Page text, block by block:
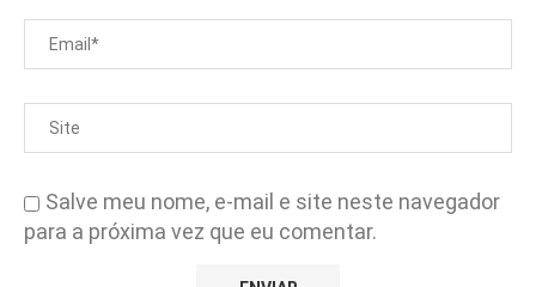
Salve meu nome, e-mail e site neste navegador
para a próxima vez que eu comentar.